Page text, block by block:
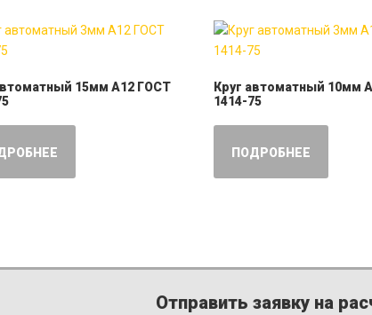
15мм А12 ГОСТ
Круг автоматный 10мм
1414-75
ПОДРОБНЕЕ
Отправить заявку на